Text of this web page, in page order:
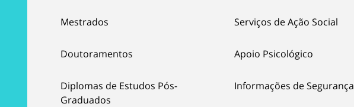
Mestrados
Doutoramentos
Diplomas de Estudos Pós-
Graduados
Serviços de Ação Social
Apoio Psicológico
Informações de Segurança